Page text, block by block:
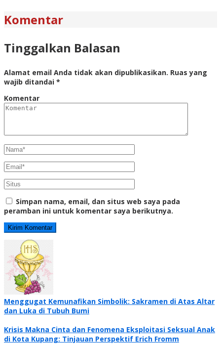
Komentar
Tinggalkan Balasan
Alamat email Anda tidak akan dipublikasikan. Ruas yang
wajib ditandai *
Komentar
Simpan nama, email, dan situs web saya pada
peramban ini untuk komentar saya berikutnya.
Menggugat Kemunafikan Simbolik: Sakramen di Atas Altar
dan Luka di Tubuh Bumi
Krisis Makna Cinta dan Fenomena Eksploitasi Seksual Anak
di Kota Kupang: Tinjauan Perspektif Erich Fromm